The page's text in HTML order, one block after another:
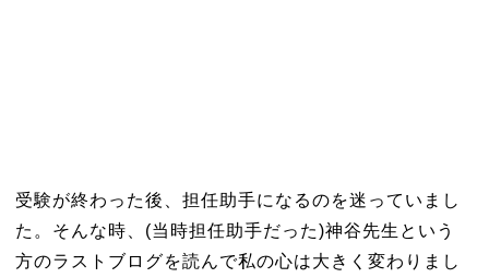
受験が終わった後、担任助手になるのを迷っていまし
た。そんな時、(当時担任助手だった)神谷先生という
方のラストブログを読んで私の心は大きく変わりまし